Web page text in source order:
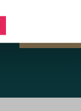
ambacht voort